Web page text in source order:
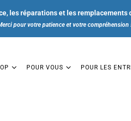
les réparations et les
pour votre patience et votre compréhension
POUR VOUS POUR LES